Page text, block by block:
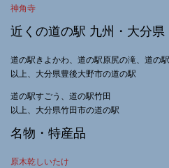
神角寺
近くの道の駅 九州・大分県
道の駅きよかわ、道の駅原尻の滝、道の
以上、大分県豊後大野市の道の駅
道の駅すごう、道の駅竹田
以上、大分県竹田市の道の駅
名物・特産品
原木乾しいたけ